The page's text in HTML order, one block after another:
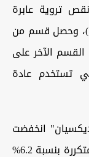
تروية عابرة
وحصل قسم من
القسم الآخر على
تستخدم عادة
انخفضت
لديهم نسبة الإصابة بالسكتة الدماغية المتكررة بنسبة 6.2%